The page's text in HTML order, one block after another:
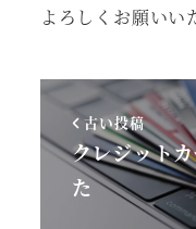
よろしくお願いい
古い投稿
クレジット
た